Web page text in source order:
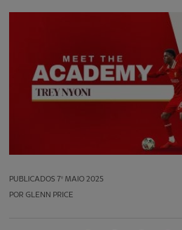
PUBLICADOS 7º MAIO 2025
POR GLENN PRICE